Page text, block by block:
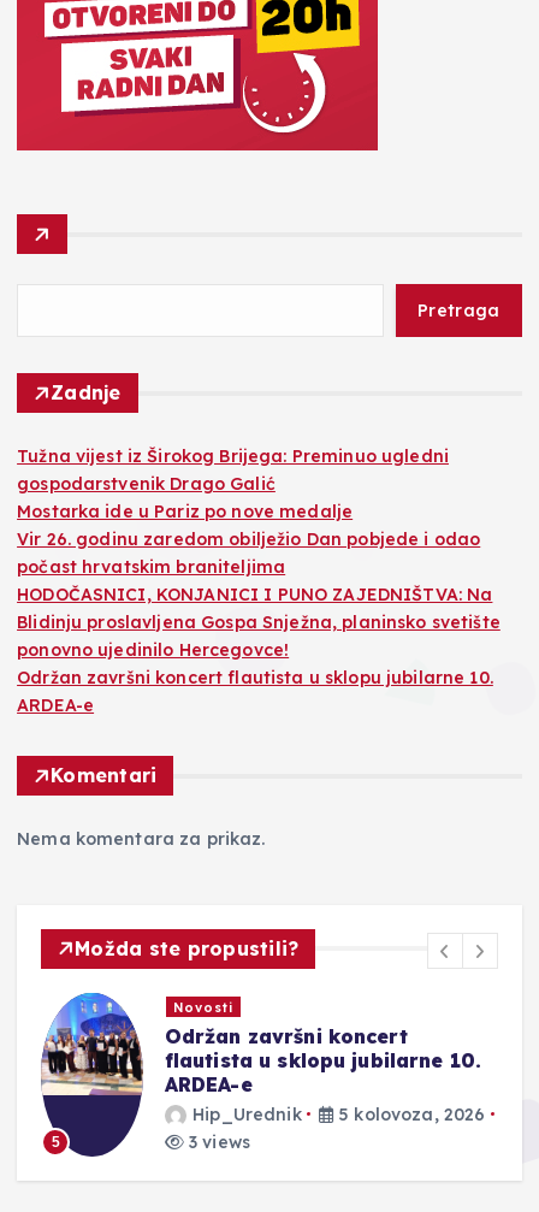
Pretraga
Zadnje
Tužna vijest iz Širokog Brijega: Preminuo ugledni
gospodarstvenik Drago Galić
Mostarka ide u Pariz po nove medalje
Vir 26. godinu zaredom obilježio Dan pobjede i odao
počast hrvatskim braniteljima
HODOČASNICI, KONJANICI I PUNO ZAJEDNIŠTVA: Na
Blidinju proslavljena Gospa Snježna, planinsko svetište
ponovno ujedinilo Hercegovce!
Održan završni koncert flautista u sklopu jubilarne 10.
ARDEA-e
Komentari
Nema komentara za prikaz.
Možda ste propustili?
5
Novosti
Održan završni koncert
flautista u sklopu jubilarne 10.
ARDEA-e
Hip_Urednik
5 kolovoza, 2026
3 views